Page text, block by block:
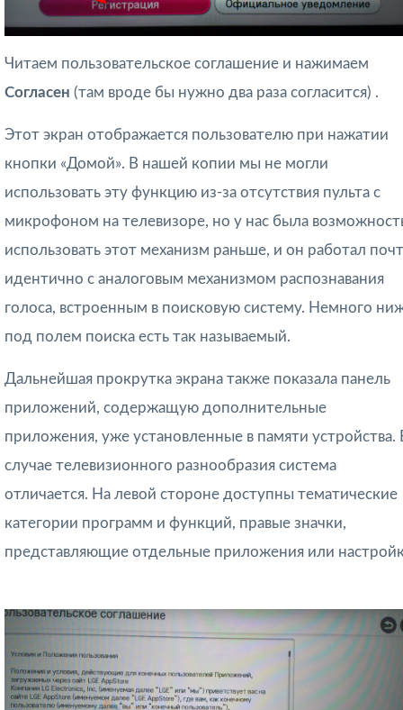
Читаем пользовательское соглашение и нажимаем
Согласен (там вроде бы нужно два раза согласится) .
Этот экран отображается пользователю при нажатии
кнопки «Домой». В нашей копии мы не могли
использовать эту функцию из-за отсутствия пульта с
микрофоном на телевизоре, но у нас была
использовать этот механизм раньше, и он работал
идентично с аналоговым механизмом распознавания
голоса, встроенным в поисковую систему. Немного
под полем поиска есть так называемый.
Дальнейшая прокрутка экрана также показала панель
приложений, содержащую дополнительные
приложения, уже установленные в памяти устройства.
случае телевизионного разнообразия система
отличается. На левой стороне доступны тематические
категории программ и функций, правые значки,
представляющие отдельные приложения или